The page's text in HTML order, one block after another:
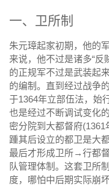
一、卫所制
朱元璋起家初期，他的
来说，他不过是诸多“反
的正规军不过是武装起
的编制。直到经过战争
于1364年立部伍法，始
也是经过不断调试变化
密分院到 大都督府(1361
踵其后设立的都卫是大
最后才形成卫所→行都
队管理体制。这套卫所
度，哪怕中后期实际崩